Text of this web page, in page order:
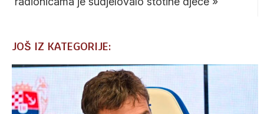
JOŠ IZ KATEGORIJE: